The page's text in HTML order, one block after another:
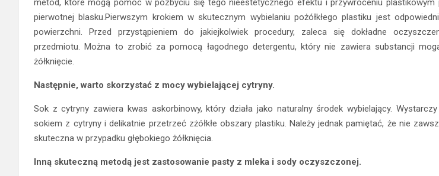
metod, które mogą pomóc w pozbyciu się tego nieestetycznego efektu i przywróceniu plastikowym
pierwotnej blasku.Pierwszym krokiem w skutecznym wybielaniu pożółkłego plastiku jest
powierzchni. Przed przystąpieniem do jakiejkolwiek procedury, zaleca się dokładne
przedmiotu. Można to zrobić za pomocą łagodnego detergentu, który nie zawiera substancji
żółknięcie.
Następnie, warto skorzystać z mocy wybielającej cytryny.
Sok z cytryny zawiera kwas askorbinowy, który działa jako naturalny środek wybielający.
sokiem z cytryny i delikatnie przetrzeć zżółkłe obszary plastiku. Należy jednak pamiętać, że nie
skuteczna w przypadku głębokiego żółknięcia.
Inną skuteczną metodą jest zastosowanie pasty z mleka i sody oczyszczonej.